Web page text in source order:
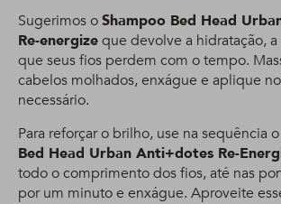
Sugerimos oShampoo Bed Head
Re-energizeque devolve a hidratação,
que seus fios perdem com o tempo.
cabelos molhados, enxágue e aplique
necessário.
Para reforçar o brilho, use na sequência o
Bed Head Urban Anti+dotes Re-
todo o comprimento dos fios, até nas
por um minuto e enxágue. Aproveite